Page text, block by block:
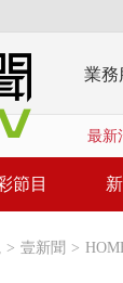
業務
最新
節目
> 壹新聞 >